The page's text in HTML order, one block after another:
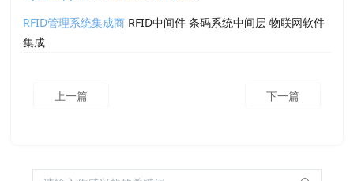
RFID管理系统集成商 RFID中间件 条码系统中间层 物联网软件
集成
上一篇 下一篇